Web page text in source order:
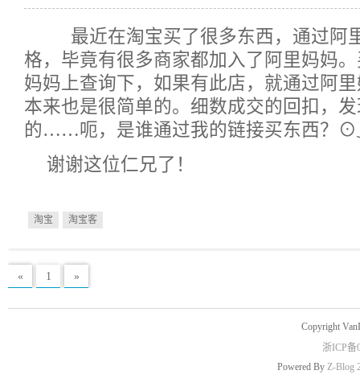
最近在淘宝买了很多东西，通过阿
格，毕竟有很多商家都加入了阿里妈妈
妈妈上查询下，如果有此店，就通过阿
本来也是很简单的。细数成交的回扣，
的……呃，是谁通过我的链接买东西？
谢谢这位仁兄了！
淘宝 淘宝客
« 1 »
Copyright
浙ICP备
Powered By Z-Blog